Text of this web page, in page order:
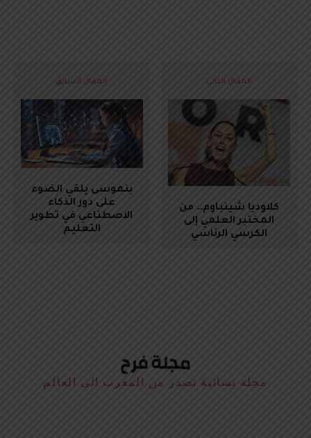
المقال السابق
بنموسى يلقي الضوء
على دور الذكاء
الاصطناعي في تطوير
التعليم
المقال التالي
كلاوديا شينباوم… من
المختبر العلمي إلى
الكرسي الرئاسي
مجلة نسائية تصدر من المغرب الى العالم